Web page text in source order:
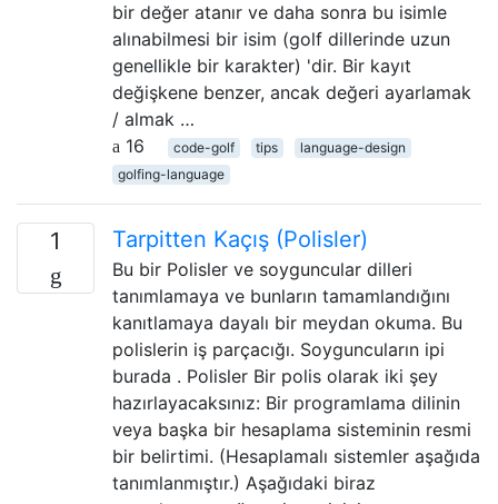
bir değer atanır ve daha sonra bu isimle
alınabilmesi bir isim (golf dillerinde uzun
genellikle bir karakter) 'dir. Bir kayıt
değişkene benzer, ancak değeri ayarlamak
/ almak …
16
code-golf tips
language-design
golfing-language
1 Tarpitten Kaçış (Polisler)
Bu bir Polisler ve soyguncular dilleri
tanımlamaya ve bunların tamamlandığını
kanıtlamaya dayalı bir meydan okuma. Bu
polislerin iş parçacığı. Soyguncuların ipi
burada . Polisler Bir polis olarak iki şey
hazırlayacaksınız: Bir programlama dilinin
veya başka bir hesaplama sisteminin resmi
bir belirtimi. (Hesaplamalı sistemler aşağıda
tanımlanmıştır.) Aşağıdaki biraz